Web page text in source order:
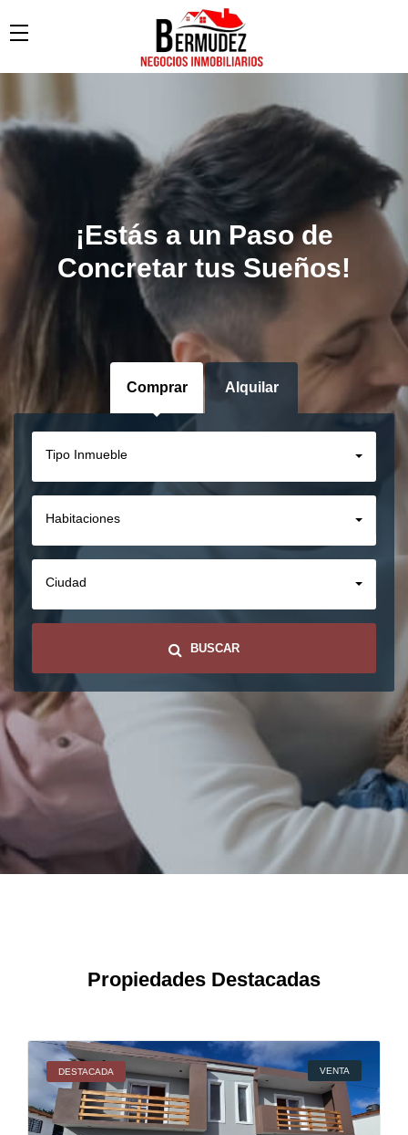
¡Estás a un Paso de
Concretar tus Sueños!
Comprar Alquilar
Tipo Inmueble
Habitaciones
Ciudad
BUSCAR
Propiedades Destacadas
DESTACADA VENTA